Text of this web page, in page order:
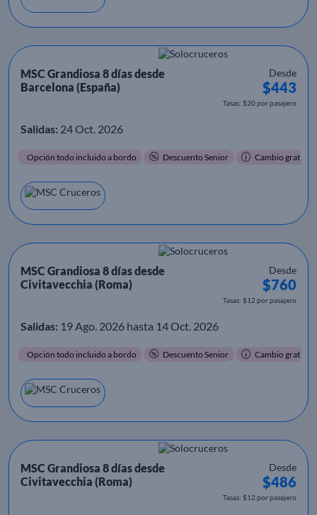
MSC Grandiosa 8 días desde
Barcelona (España)
Desde
$443
Tasas: $20 por pasajero
Salidas: 24 Oct. 2026
Opción todo incluido a bordo Descuento Senior Cambio gratis
MSC Grandiosa 8 días desde
Civitavecchia (Roma)
Desde
$760
Tasas: $12 por pasajero
Salidas: 19 Ago. 2026 hasta 14 Oct. 2026
Opción todo incluido a bordo Descuento Senior Cambio gratis
MSC Grandiosa 8 días desde
Civitavecchia (Roma)
Desde
$486
Tasas: $12 por pasajero